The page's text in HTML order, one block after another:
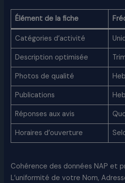
Élément de la fiche
Catégories d’activité
Description optimisée
Photos de qualité
Publications
Réponses aux avis
Horaires d’ouverture
Cohérence des données NAP et
L’uniformité de votre Nom,